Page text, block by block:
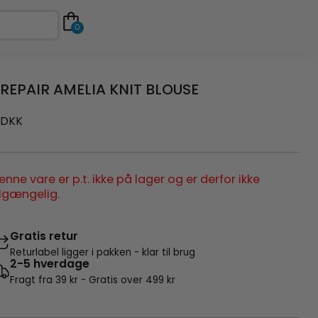
0
AMELIA KNIT BLOUSE
DKK
vare er p.t. ikke på lager og er derfor ikke
Gratis retur
Returlabel ligger i pakken - klar til brug
2-5 hverdage
Fragt fra 39 kr - Gratis over 499 kr